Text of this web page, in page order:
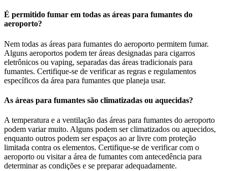
É permitido fumar em todas as áreas para fumantes do
aeroporto?
Nem todas as áreas para fumantes do aeroporto permitem fumar.
Alguns aeroportos podem ter áreas designadas para cigarros
eletrônicos ou vaping, separadas das áreas tradicionais para
fumantes. Certifique-se de verificar as regras e regulamentos
específicos da área para fumantes que planeja usar.
As áreas para fumantes são climatizadas ou aquecidas?
A temperatura e a ventilação das áreas para fumantes do aeroporto
podem variar muito. Alguns podem ser climatizados ou aquecidos,
enquanto outros podem ser espaços ao ar livre com proteção
limitada contra os elementos. Certifique-se de verificar com o
aeroporto ou visitar a área de fumantes com antecedência para
determinar as condições e se preparar adequadamente.